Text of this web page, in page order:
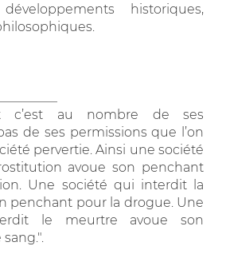
historiques,
c’est au nombre de ses
de ses permissions que l’on
pervertie. Ainsi une société
avoue son penchant
Une société qui interdit la
penchant pour la drogue. Une
le meurtre avoue son